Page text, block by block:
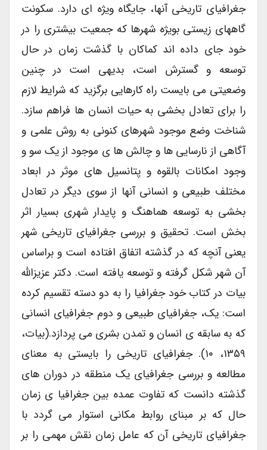
جغرافیای تاریخی آنها، جایگاه ویژه ای دارد. سکونت
گاههای زیستی بویژه شهرها که جمعیت بیشتری را در
خود جای داده اند کماکان با گذشت زمان در حال
توسعه و گسترش است، بدیهی است در چنین
وضعیتی می بایست راه کارهایی برگزید که شرایط لازم
را برای تعادل بخشی به حیات انسان ها فراهم سازد.
شناخت وضع موجود شهرهای کنونی به روش علمی و
آگاهی از نارسایی ها و چالش ها ی موجود از یک سو و
وجود امکانات بالقوه و پتانسیل های موثر در ابعاد
مختلف طبیعی و انسانی آنها از سوی دیگر در تعادل
بخشی به توسعه هماهنگ و پایدار شهری بسیار اثر
بخش است. تحقیق و بررسی جغرافیای تاریخی شهر
یعنی آنچه که در گذشته اتفاق افتاده است و براساس
آن شهر شکل گرفته و توسعه یافته است. دکتر عزیزالله
بیات در کتاب خود جغرافیا را به دو دسته تقسیم کرده
است: یک، جغرافیای طبیعی و دوم جغرافیای انسانی
که به سابقه ی انسان و تمدن بشری می پردازد.(بیات،
۱۳۵۹، ۱۰). جغرافیای تاریخی را بایستی به معنای
مطالعه و بررسی جغرافیای یک منطقه در دوران های
گذشته دانست که تفاوت عمده بین جغرافیا ی زمان
حال که بر مبنای روابط مکانی استوار می گردد با
جغرافیای تاریخی آن که عامل زمان نقش مهمی را بر